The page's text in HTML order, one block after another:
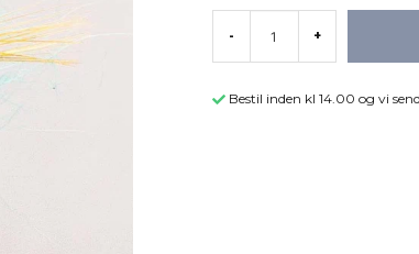
- +
Bestil inden kl 14.00 og vi